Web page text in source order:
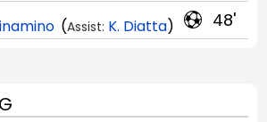
48'
(Assist: K. Diatta)